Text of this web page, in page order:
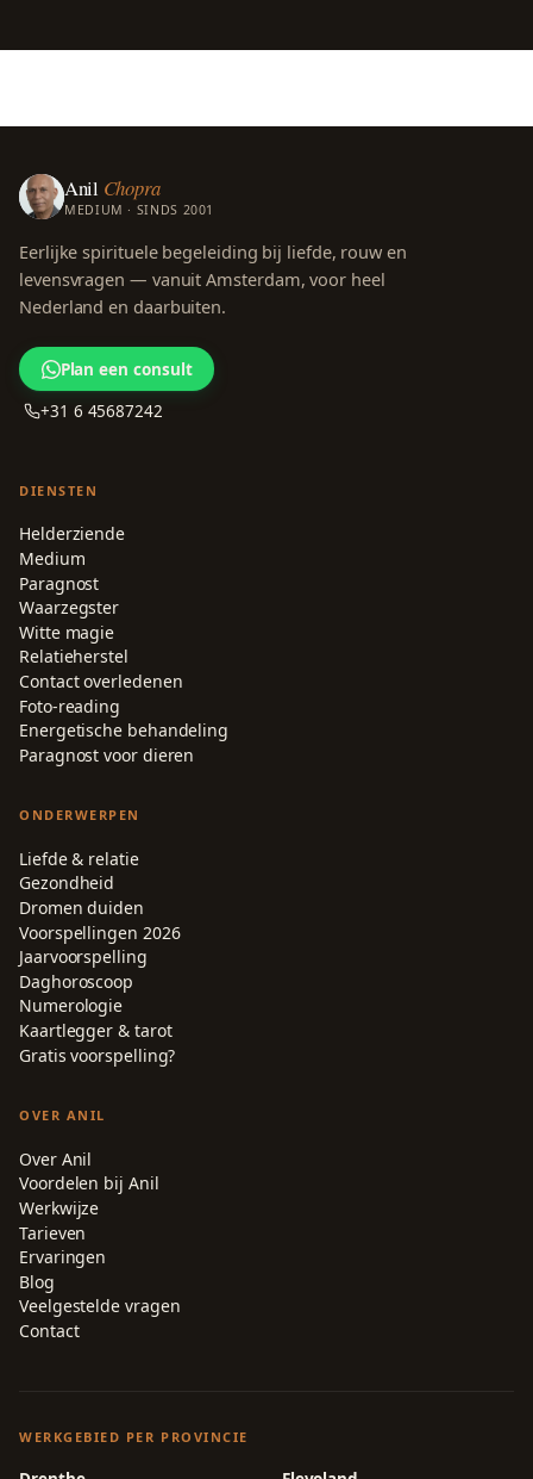
Anil Chopra
MEDIUM · SINDS 2001
Eerlijke spirituele begeleiding bij liefde, rouw en
levensvragen — vanuit Amsterdam, voor heel
Nederland en daarbuiten.
Plan een consult
+31 6 45687242
DIENSTEN
Helderziende
Medium
Paragnost
Waarzegster
Witte magie
Relatieherstel
Contact overledenen
Foto-reading
Energetische behandeling
Paragnost voor dieren
ONDERWERPEN
Liefde & relatie
Gezondheid
Dromen duiden
Voorspellingen 2026
Jaarvoorspelling
Daghoroscoop
Numerologie
Kaartlegger & tarot
Gratis voorspelling?
OVER ANIL
Over Anil
Voordelen bij Anil
Werkwijze
Tarieven
Ervaringen
Blog
Veelgestelde vragen
Contact
WERKGEBIED PER PROVINCIE